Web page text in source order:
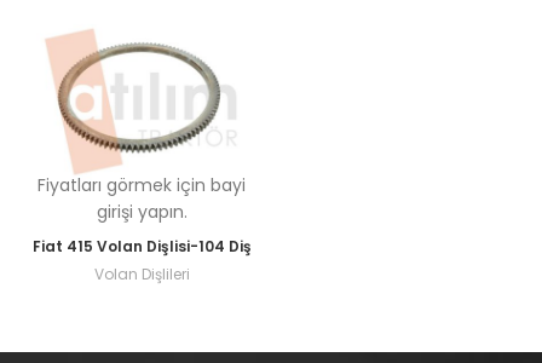
Fiyatları görmek için bayi
girişi yapın.
Fiat 415 Volan Dişlisi-104 Diş
Volan Dişlileri